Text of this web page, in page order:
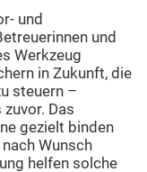
und
und
Werkzeug
in Zukunft, die
steuern –
Das
gezielt binden
Wunsch
helfen solche